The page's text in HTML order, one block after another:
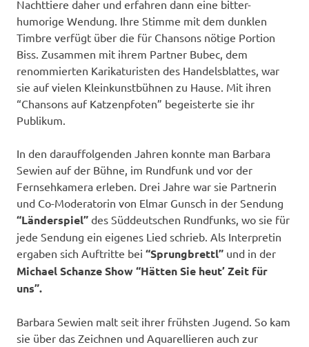
Nachttiere daher und erfahren dann eine bitter-
humorige Wendung. Ihre Stimme mit dem dunklen
Timbre verfügt über die für Chansons nötige Portion
Biss. Zusammen mit ihrem Partner Bubec, dem
renommierten Karikaturisten des Handelsblattes, war
sie auf vielen Kleinkunstbühnen zu Hause. Mit ihren
“Chansons auf Katzenpfoten” begeisterte sie ihr
Publikum.
In den darauffolgenden Jahren konnte man Barbara
Sewien auf der Bühne, im Rundfunk und vor der
Fernsehkamera erleben. Drei Jahre war sie Partnerin
und Co-Moderatorin von Elmar Gunsch in der Sendung
“Länderspiel” des Süddeutschen Rundfunks, wo sie für
jede Sendung ein eigenes Lied schrieb. Als Interpretin
ergaben sich Auftritte bei “Sprungbrettl” und in der
Michael Schanze Show “Hätten Sie heut’ Zeit für
uns”.
Barbara Sewien malt seit ihrer frühsten Jugend. So kam
sie über das Zeichnen und Aquarellieren auch zur